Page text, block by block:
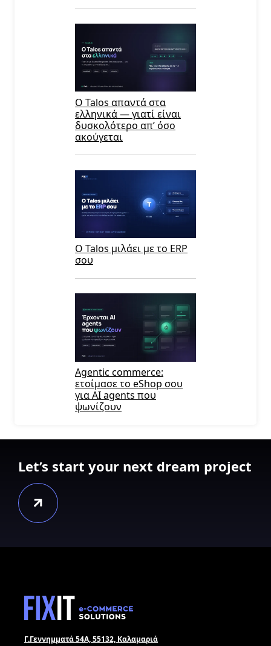
Ο Talos απαντά στα
ελληνικά — γιατί είναι
δυσκολότερο απ’ όσο
ακούγεται
Ο Talos μιλάει με το ERP
σου
Agentic commerce:
ετοίμασε το eShop σου
για AI agents που
ψωνίζουν
Let’s start your next dream project
Γ.Γεννημματά 54Α, 55132, Καλαμαριά